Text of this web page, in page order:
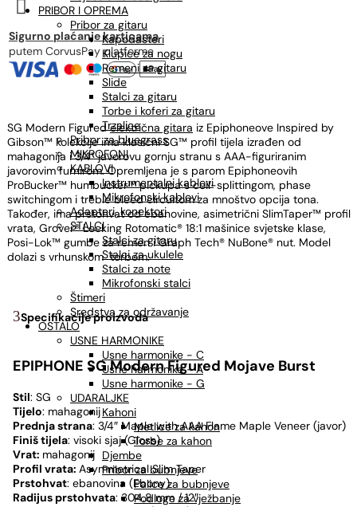
PRIBOR I OPREMA
Pribor za gitaru
Kapodasteri
Klupice za nogu
Remeni za gitaru
Slide
Stalci za gitaru
Torbe i koferi za gitaru
Trzalice
Pribor za bluegrass
MIKROFONI
KABLOVI
Instrumentalni kablovi
Mikrofonski kablovi
Adapteri, konektori
STALCI
Stalci za gitaru
Stalci za ukulele
Stalci za note
Mikrofonski stalci
Štimeri
Sredstva za održavanje
OSTALO
USNE HARMONIKE
Usne harmonike - C
Usne harmonike - A
Usne harmonike - G
UDARALJKE
Kahoni
Metlice za kahon
Torbe za kahon
Djembe
Pribor za bubnjeve
Palice za bubnjeve
Podloge za vježbanje

Sigurno plaćanje karticama
putem CorvusPay platforme
SG Modern Figuredelektrična gitara iz Epiphoneove Inspired by
Gibson™ kolekcije ima klasični SG™ profil tijela izrađen od
mahagonija i 3/4” javorovu gornju stranu s AAA-figuriranim
javorovim furnirom. Opremljena je s parom Epiphoneovih
ProBucker™ humbucker™ pickupa s coil-splittingom, phase
switchingom i treble bleed circuitom za mnoštvo opcija tona.
Također, ima prstohvat od ebanovine, asimetrični SlimTaper™ profil
vrata, Grover® Locking Rotomatic® 18:1 mašinice svjetske klase,
Posi-Lok™ gumbe za remen i Graph Tech® NuBone® nut. Model
dolazi s vrhunskom torbom.
Specifikacije proizvoda
EPIPHONE SG Modern Figured Mojave Burst
Stil: SG
Tijelo: mahagonij
Prednja strana: 3/4″ Maple with AAA Flame Maple Veneer (javor)
Finiš tijela: visoki sjaj (Gloss)
Vrat: mahagonij
Profil vrata: Asymmetrical Slim Taper
Prstohvat: ebanovina (Ebony)
Radijus prstohvata: 304.8 mm / 12″